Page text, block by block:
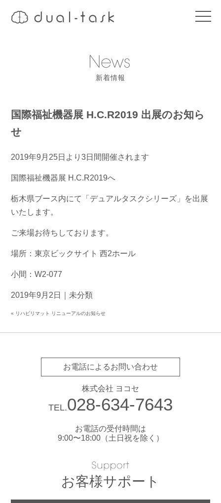
t
o
i
新着情報
国際福祉機器展 H.C.R2019 出展のお知ら
せ
2019年9月25日より3日間開催されます
国際福祉機器展 H.C.R2019へ
栃木県ブース内にて「デュアルタスクシリーズ」を出展
いたします。
ご来場お待ちしております。
場所：東京ビックサイト 西2ホール
小間：W2-077
2019年9月2日｜ 未分類
« リハビリマット リニューアルのお知らせ
お電話によるお問い合わせ
株式会社 ヨコセ
TEL.028-634-7643
お電話の受付時間は
9:00〜18:00（土日祝を除く）
お客様サポート